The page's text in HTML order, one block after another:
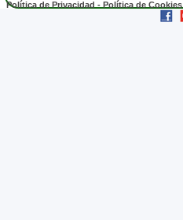
Política de Privacidad - Política de Cookies